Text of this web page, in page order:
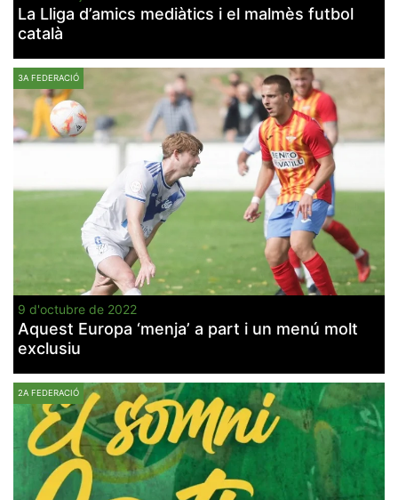
La Lliga d’amics mediàtics i el malmès futbol
català
3A FEDERACIÓ
9 d'octubre de 2022
Aquest Europa ‘menja’ a part i un menú molt
exclusiu
2A FEDERACIÓ